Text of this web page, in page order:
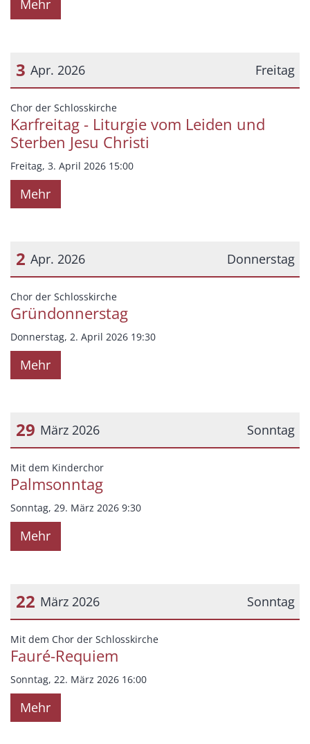
Mehr
Freitag
3 Apr. 2026
Datum: 3. April 2026
Chor der Schlosskirche:
Karfreitag - Liturgie vom Leiden und
Sterben Jesu Christi
Freitag, 3. April 2026 15:00
Mehr
Donnerstag
2 Apr. 2026
Datum: 2. April 2026
Chor der Schlosskirche:
Gründonnerstag
Donnerstag, 2. April 2026 19:30
Mehr
Sonntag
29 März 2026
Datum: 29. März 2026
Mit dem Kinderchor:
Palmsonntag
Sonntag, 29. März 2026 9:30
Mehr
Sonntag
22 März 2026
Datum: 22. März 2026
Mit dem Chor der Schlosskirche:
Fauré-Requiem
Sonntag, 22. März 2026 16:00
Mehr